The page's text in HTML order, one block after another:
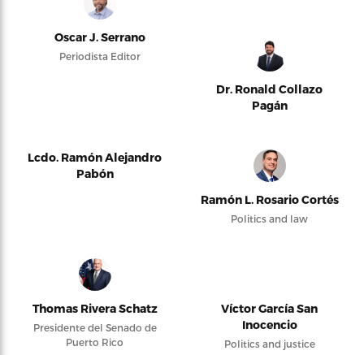
Oscar J. Serrano
Periodista Editor
Dr. Ronald Collazo
Pagán
Lcdo. Ramón Alejandro
Pabón
Ramón L. Rosario Cortés
Politics and law
Thomas Rivera Schatz
Presidente del Senado de
Puerto Rico
Víctor García San
Inocencio
Politics and justice